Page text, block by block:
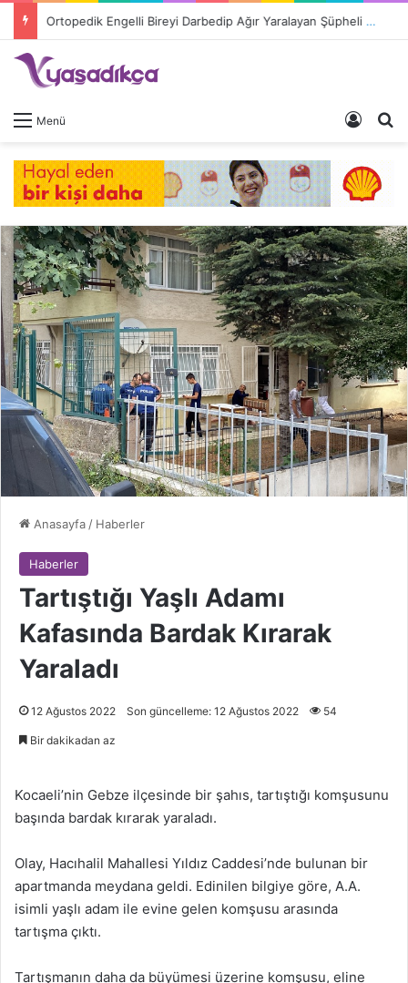
Ortopedik Engelli Bireyi Darbedip Ağır Yaralayan Şüpheli Tutuklandı
Menü Giriş
Anasayfa / Haberler
Haberler
Tartıştığı Yaşlı Adamı
Kafasında Bardak Kırarak
Yaraladı
12 Ağustos 2022 Son güncelleme: 12 Ağustos 2022 54
Bir dakikadan az
Kocaeli’nin Gebze ilçesinde bir şahıs, tartıştığı komşusunu
başında bardak kırarak yaraladı.
Olay, Hacıhalil Mahallesi Yıldız Caddesi’nde bulunan bir
apartmanda meydana geldi. Edinilen bilgiye göre, A.A.
isimli yaşlı adam ile evine gelen komşusu arasında
tartışma çıktı.
Tartışmanın daha da büyümesi üzerine komşusu, eline